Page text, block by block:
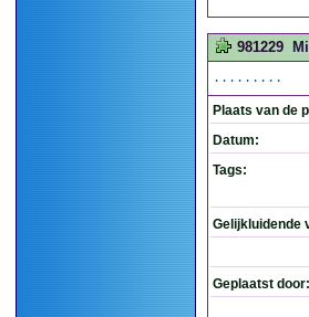
981229
.........
Plaats van de
Datum:
Tags:
Gelijkluidende
Geplaatst door: